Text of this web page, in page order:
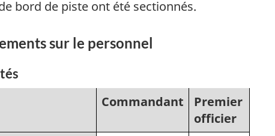
bord de piste ont été sectionnés.
sur le personnel
Commandant
Premier
officier